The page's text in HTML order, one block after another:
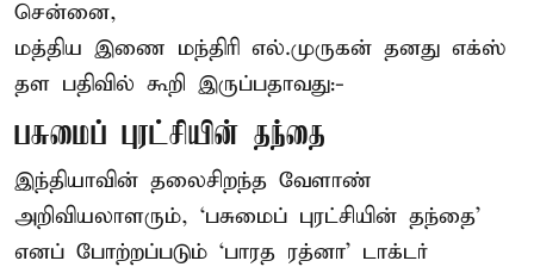
சென்னை,
மத்திய இணை மந்திரி எல்.முருகன் தனது எக்ஸ்
தள பதிவில் கூறி இருப்பதாவது:-
பசுமைப் புரட்சியின் தந்தை
இந்தியாவின் தலைசிறந்த வேளாண்
அறிவியலாளரும், ‘பசுமைப் புரட்சியின் தந்தை’
எனப் போற்றப்படும் ‘பாரத ரத்னா’ டாக்டர்